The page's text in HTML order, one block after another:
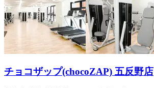
チョコザップ(chocoZAP) 五反野店